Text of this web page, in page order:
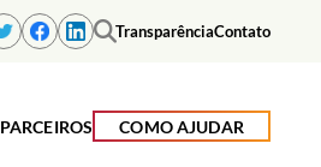
TransparênciaContato
PARCEIROS COMO AJUDAR